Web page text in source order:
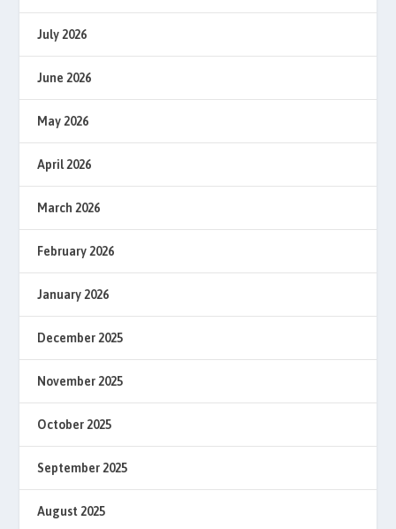
July 2026
June 2026
May 2026
April 2026
March 2026
February 2026
January 2026
December 2025
November 2025
October 2025
September 2025
August 2025